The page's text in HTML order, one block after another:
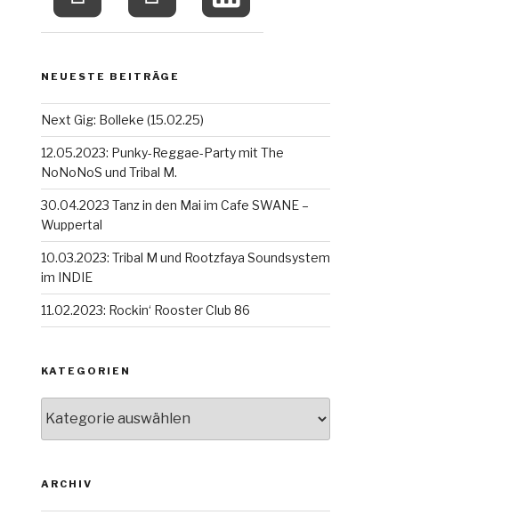
NEUESTE BEITRÄGE
Next Gig: Bolleke (15.02.25)
12.05.2023: Punky-Reggae-Party mit The
NoNoNoS und Tribal M.
30.04.2023 Tanz in den Mai im Cafe SWANE –
Wuppertal
10.03.2023: Tribal M und Rootzfaya Soundsystem
im INDIE
11.02.2023: Rockin‘ Rooster Club 86
KATEGORIEN
ARCHIV